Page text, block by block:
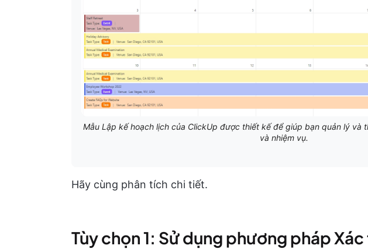
Mẫu Lập kế hoạch lịch của ClickUp được thiết kế để giúp bạn quản lý và
và nhiệm vụ.
Hãy cùng phân tích chi tiết.
Tùy chọn 1: Sử dụng phương pháp